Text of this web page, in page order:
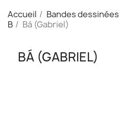
Accueil Bandes dessinées
B
Bá (Gabriel)
BÁ (GABRIEL)